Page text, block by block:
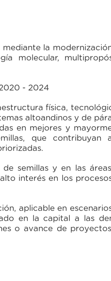
la
molecular,
- 2024
física,
altoandinos y de
en mejores y
que contribuyan
semillas y en las
interés en los
aplicable en
en la capital a las
o avance de